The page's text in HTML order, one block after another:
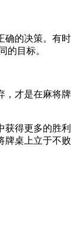
的决策。有
的目标。
才是在麻将
得更多的胜
桌上立于不败